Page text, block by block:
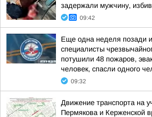
задержали мужчину,
09:42
Еще одна неделя позади
специалисты
потушили 48 пожаров,
человек, спасли одного
09:32
Движение транспорта на
Пермякова и Керженской